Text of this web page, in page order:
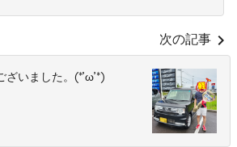
次の記事 chevron_right
いました。(*’ω’*)